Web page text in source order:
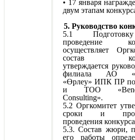
• 17 января
двум этапам
5. Руководство
5.1
проведение
осуществляет
состав
утверждается
филиала АО
«Өрлеу» ИПК ПР
и ТОО
Consulting».
5.2 Оргкомитет
сроки и
проведения
5.3. Состав жюри,
его работы